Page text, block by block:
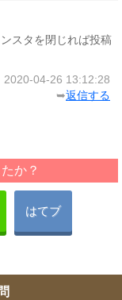
スタを閉じれば投稿
2020-04-26 13:12:28
➥返信する
か？
はてブ